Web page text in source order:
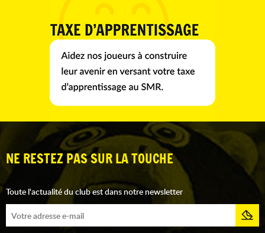
NE RESTEZ PAS SUR LA TOUCHE
Toute l'actualité du club est dans notre newsletter